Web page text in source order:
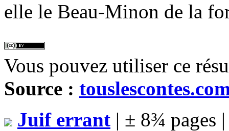
elle le Beau-Minon de la
Vous pouvez utiliser ce
Source :
Juif errant | ± 8¾ pages